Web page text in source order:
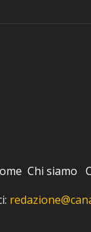
Chi siamo